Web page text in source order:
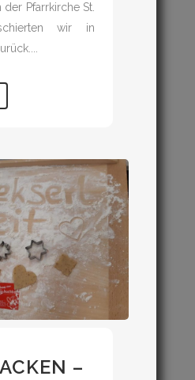
der Pfarrkirche St.
wir in
–